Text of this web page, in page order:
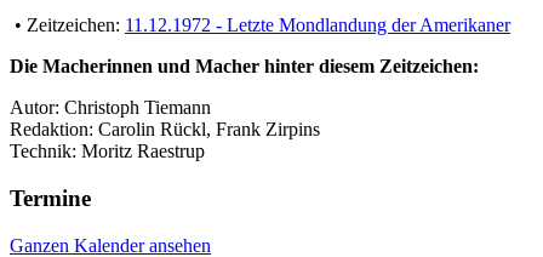
• Zeitzeichen: 11.12.1972 - Letzte Mondlandung der Amerikaner
Die Macherinnen und Macher hinter diesem Zeitzeichen:
Autor: Christoph Tiemann
Redaktion: Carolin Rückl, Frank Zirpins
Technik: Moritz Raestrup
Termine
Ganzen Kalender ansehen